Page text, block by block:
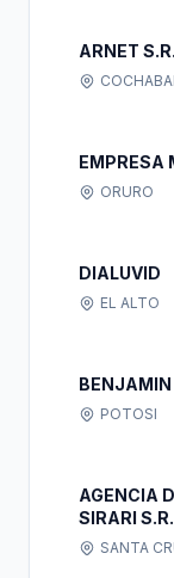
ARNET
EMPRESA
ORURO
DIALUVID
EL ALTO
BENJAMIN
POTOSI
AGENCIA
SIRARI
SANTA